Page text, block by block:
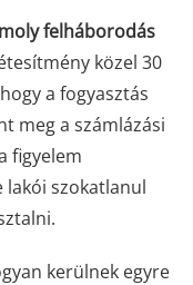
felháborodás
közel 30
a fogyasztás
meg a számlázási
figyelem
lakói szokatlanul
kerülnek egyre